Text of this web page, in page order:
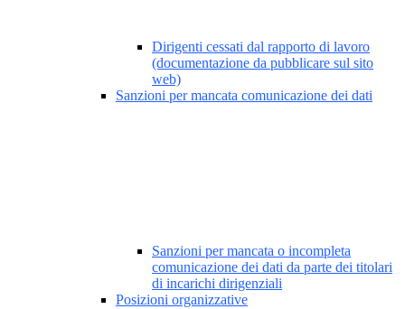
Dirigenti cessati dal rapporto di lavoro
(documentazione da pubblicare sul sito
web)
Sanzioni per mancata comunicazione dei dati
Sanzioni per mancata o incompleta
comunicazione dei dati da parte dei titolari
di incarichi dirigenziali
Posizioni organizzative